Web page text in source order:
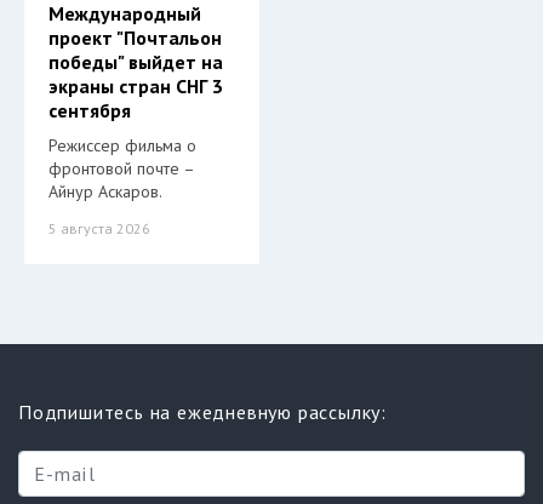
Международный
проект "Почтальон
победы" выйдет на
экраны стран СНГ 3
сентября
Режиссер фильма о
фронтовой почте –
Айнур Аскаров.
5 августа 2026
Подпишитесь на ежедневную рассылку: